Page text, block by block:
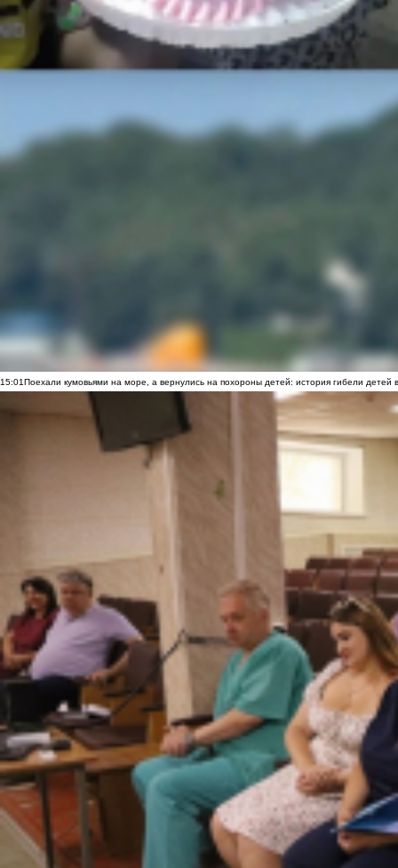
15:01Поехали кумовьями на море, а вернулись на похороны детей: история гибели детей